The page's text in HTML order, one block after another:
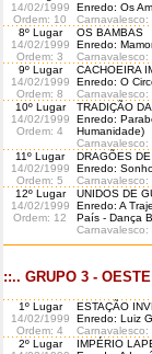
14/02/1999
Ordem: 10
Enredo: Os
8º Lugar
14/02/1999
Ordem: 3
OS BAMBAS
Enredo:
9º Lugar
14/02/1999
Ordem: 8
CACHOEIRA
Enredo: O
10º Lugar
14/02/1999
Ordem: 4
TRADIÇÃO
Enredo:
Humanidade)
11º Lugar
14/02/1999
Ordem: 5
DRAGÕES
Enredo:
12º Lugar
14/02/1999
Ordem: 12
UNIDOS DE
Enredo: A
País - Dança
::.. GRUPO 3 -
1º Lugar
14/02/1999
Ordem: 4
ESTAÇÃO
Enredo: Luiz
Carnavalesco:
2º Lugar
IMPÉRIO